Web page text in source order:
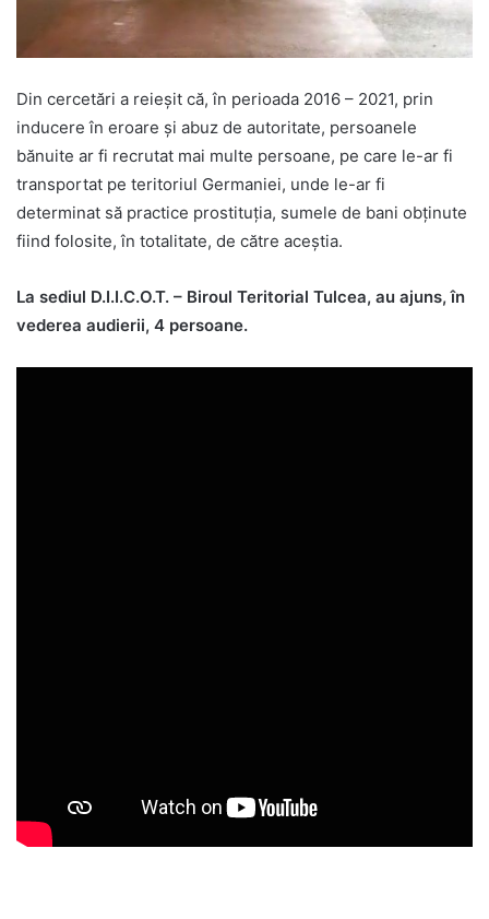
Din cercetări a reieșit că, în perioada 2016 – 2021, prin
inducere în eroare și abuz de autoritate, persoanele
bănuite ar fi recrutat mai multe persoane, pe care le-ar fi
transportat pe teritoriul Germaniei, unde le-ar fi
determinat să practice prostituția, sumele de bani obținute
fiind folosite, în totalitate, de către aceștia.
La sediul D.I.I.C.O.T. – Biroul Teritorial Tulcea, au ajuns, în
vederea audierii, 4 persoane.